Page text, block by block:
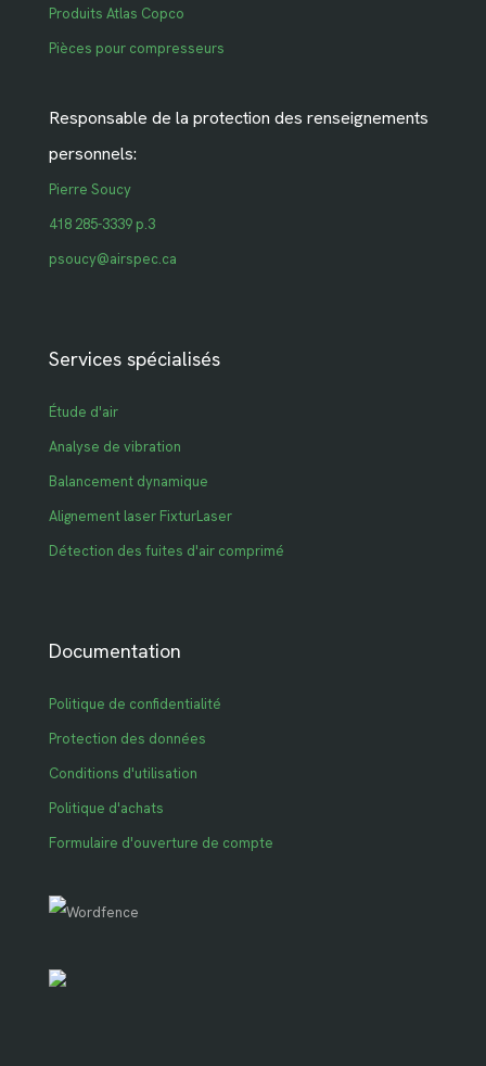
Produits Atlas Copco
Pièces pour compresseurs
Responsable de la protection des renseignements
personnels:
Pierre Soucy
418 285-3339 p.3
psoucy@airspec.ca
Services spécialisés
Étude d'air
Analyse de vibration
Balancement dynamique
Alignement laser FixturLaser
Détection des fuites d'air comprimé
Documentation
Politique de confidentialité
Protection des données
Conditions d'utilisation
Politique d'achats
Formulaire d'ouverture de compte